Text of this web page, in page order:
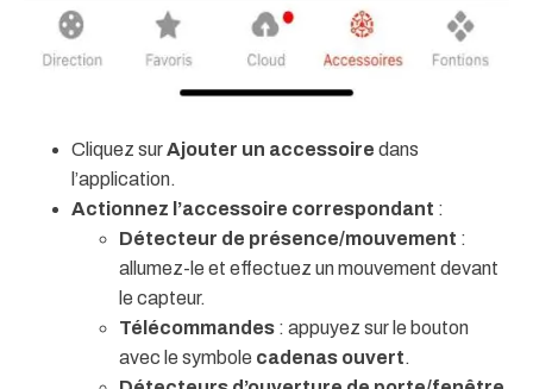
Cliquez surAjouter un accessoire dans
l’application.
Actionnez l’accessoire correspondant :
Détecteur de présence/mouvement :
allumez-le et effectuez un mouvement devant
le capteur.
Télécommandes : appuyez sur le bouton
avec le symbole cadenas ouvert.